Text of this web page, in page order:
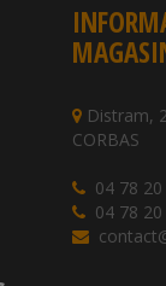
Distram,
CORBAS
04 78 20
04 78